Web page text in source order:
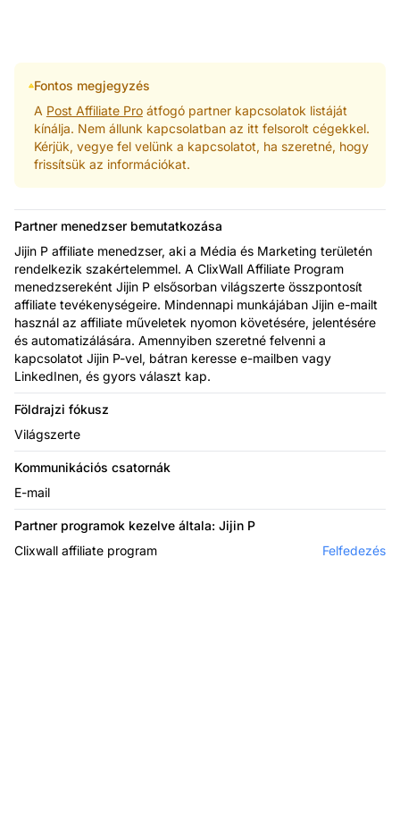
Fontos megjegyzés
A Post Affiliate Proátfogó partner kapcsolatok listáját
kínálja. Nem állunk kapcsolatban az itt felsorolt cégekkel.
Kérjük, vegye fel velünk a kapcsolatot, ha szeretné, hogy
frissítsük az információkat.
Partner menedzser bemutatkozása
Jijin P affiliate menedzser, aki a Média és Marketing területén
rendelkezik szakértelemmel. A ClixWall Affiliate Program
menedzsereként Jijin P elsősorban világszerte összpontosít
affiliate tevékenységeire. Mindennapi munkájában Jijin e-mailt
használ az affiliate műveletek nyomon követésére, jelentésére
és automatizálására. Amennyiben szeretné felvenni a
kapcsolatot Jijin P-vel, bátran keresse e-mailben vagy
LinkedInen, és gyors választ kap.
Földrajzi fókusz
Világszerte
Kommunikációs csatornák
E-mail
Partner programok kezelve általa: Jijin P
Clixwall affiliate program
Felfedezés